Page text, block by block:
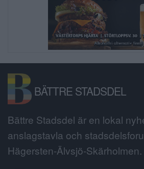
BÄTTRE STADSDEL
Bättre Stadsdel är en lokal
anslagstavla och
Hägersten-Älvsjö-Skärholmen.